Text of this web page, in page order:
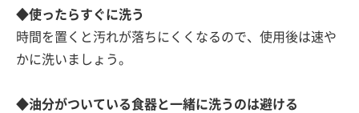
◆使ったらすぐに洗う
時間を置くと汚れが落ちにくくなるので、使用後は速や
かに洗いましょう。
◆油分がついている食器と一緒に洗うのは避ける